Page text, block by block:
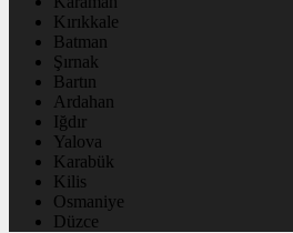
Kırıkkale
Batman
Şırnak
Bartın
Ardahan
Iğdır
Yalova
Karabük
Kilis
Osmaniye
Düzce